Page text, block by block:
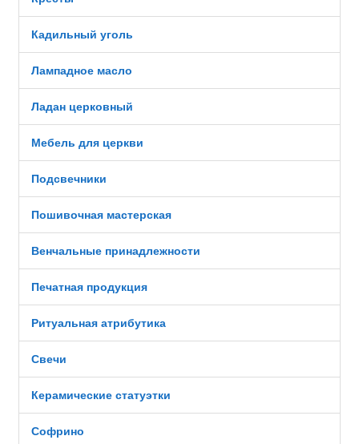
Кадильный уголь
Лампадное масло
Ладан церковный
Мебель для церкви
Подсвечники
Пошивочная мастерская
Венчальные принадлежности
Печатная продукция
Ритуальная атрибутика
Свечи
Керамические статуэтки
Софрино